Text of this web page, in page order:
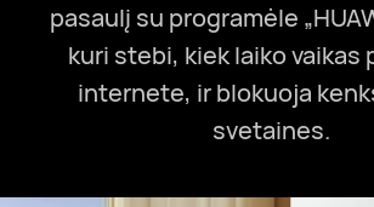
pasaulį su programėle
kuri stebi, kiek laiko vaikas
internete, ir blokuoja
svetaines.